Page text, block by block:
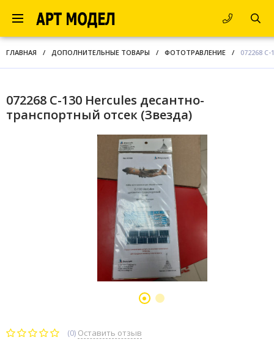
ГЛАВНАЯ / ДОПОЛНИТЕЛЬНЫЕ ТОВАРЫ / ФОТОТРАВЛЕНИЕ / 072268
072268 C-130 Hercules десантно-
транспортный отсек (Звезда)
(0) Оставить отзыв